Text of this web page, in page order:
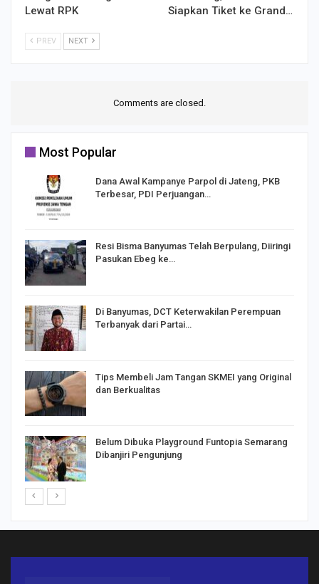
Lewat RPK
Siapkan Tiket ke Grand…
PREV NEXT
Comments are closed.
Most Popular
Dana Awal Kampanye Parpol di Jateng, PKB
Terbesar, PDI Perjuangan…
Resi Bisma Banyumas Telah Berpulang, Diiringi
Pasukan Ebeg ke…
Di Banyumas, DCT Keterwakilan Perempuan
Terbanyak dari Partai…
Tips Membeli Jam Tangan SKMEI yang Original
dan Berkualitas
Belum Dibuka Playground Funtopia Semarang
Dibanjiri Pengunjung